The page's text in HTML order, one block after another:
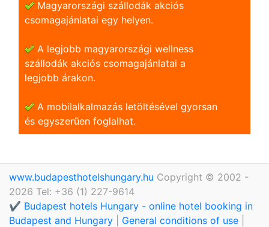
Magyarországi szállodák akciós
csomagajánlatai egy helyen.
A legjobb magyarországi wellness
szállodák akciós csomagajánlatai a
legjobb árakon.
A mobilalkalmazás letöltésével gyorsan
és egyszerũen foglalhat.
www.budapesthotelshungary.hu Copyright © 2002 -
2026 Tel: +36 (1) 227-9614
✔️ Budapest hotels Hungary - online hotel booking in
Budapest and Hungary
General conditions of use